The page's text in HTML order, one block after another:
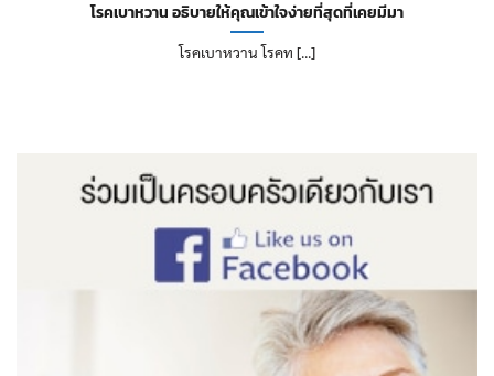
โรคเบาหวาน อธิบายให้คุณเข้าใจง่ายที่สุดที่เคยมีมา
โรคเบาหวาน โรคท [...]